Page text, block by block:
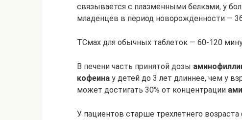
связывается с плазменными белками, у
младенцев в период новорожденности —
ТСмах для обычных таблеток — 60-120
В печени часть принятой дозы
кофеина у детей до 3 лет длиннее, чем у
может достигать 30% от концентрации
У пациентов старше трехлетнего